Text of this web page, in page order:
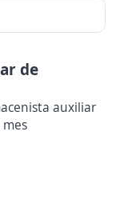
de
auxiliar